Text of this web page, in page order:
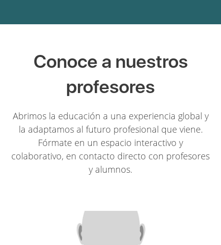
Conoce a nuestros
profesores
Abrimos la educación a una experiencia global y
la adaptamos al futuro profesional que viene.
Fórmate en un espacio interactivo y
colaborativo, en contacto directo con profesores
y alumnos.